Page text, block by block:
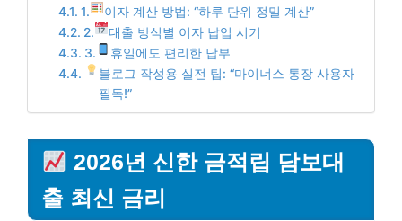
1.
이자 계산 방법: “하루 단위 정밀 계산”
2.
대출 방식별 이자 납입 시기
3.
휴일에도 편리한 납부
블로그 작성용 실전 팁: “마이너스 통장 사용자
필독!”
2026년 신한 금적립 담보대
출 최신 금리